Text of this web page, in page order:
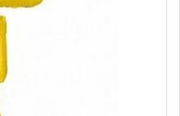
entrega de excelência de